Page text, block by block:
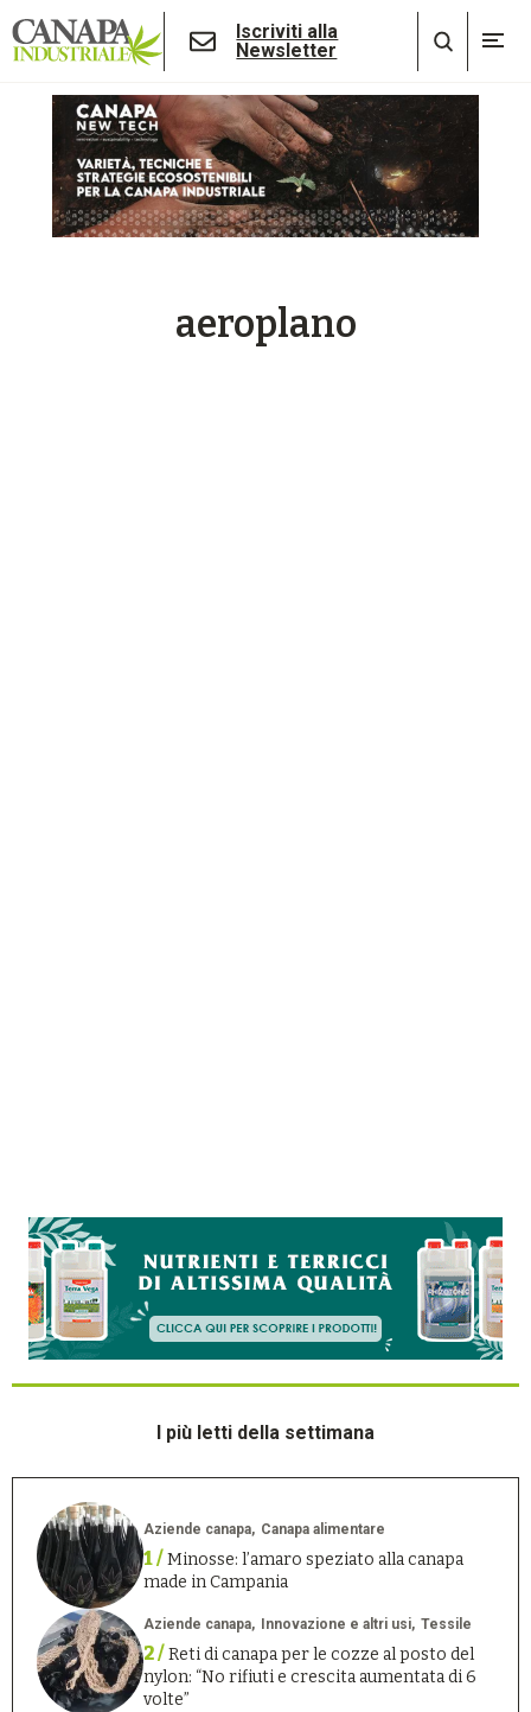
Iscriviti alla
Newsletter
aeroplano
I più letti della settimana
Aziende canapa Canapa alimentare
1 /Minosse: l’amaro speziato alla canapa
made in Campania
Aziende canapa Innovazione e altri usi Tessile
2 /Reti di canapa per le cozze al posto del
nylon: “No rifiuti e crescita aumentata di 6
volte”